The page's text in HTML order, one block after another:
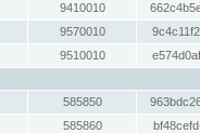
9410010
9570010
9510010
585850
585860